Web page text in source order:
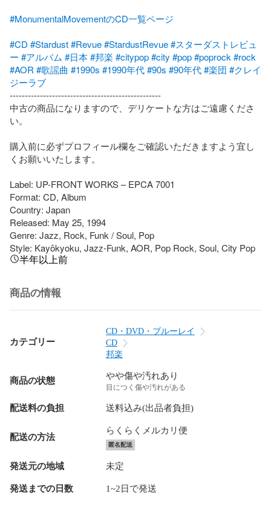
#MonumentalMovementのCD一覧ページ
#CD #Stardust#Revue#StardustRevue#スターダストレビュ
ー #アルバム #日本#邦楽 #citypop#city #pop#poprock #rock
#AOR #歌謡曲 #1990s #1990年代#90s #90年代#楽団 #クレイ
ジーラブ
--------------------------------------------------
中古の商品になりますので、デリケートな方はご遠慮くださ
い。
購入前に必ずプロフィール欄をご確認いただきますよう宜し
くお願いいたします。
Label: UP-FRONT WORKS – EPCA 7001
Format: CD, Album
Country: Japan
Released: May 25, 1994
Genre: Jazz, Rock, Funk / Soul, Pop
Style: Kayōkyoku, Jazz-Funk, AOR, Pop Rock, Soul, City Pop
半年以上前
商品の情報
カテゴリー
CD・DVD・ブルーレイ
CD
邦楽
商品の状態 やや傷や汚れあり
目につく傷や汚れがある
配送料の負担 送料込み(出品者負担)
配送の方法
らくらくメルカリ便
匿名配送
発送元の地域 未定
発送までの日数 1~2日で発送